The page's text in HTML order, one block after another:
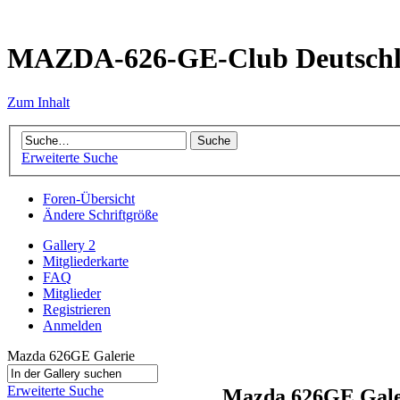
MAZDA-626-GE-Club
Zum Inhalt
Erweiterte Suche
Foren-Übersicht
Ändere Schriftgröße
Gallery 2
Mitgliederkarte
FAQ
Mitglieder
Registrieren
Anmelden
Mazda 626GE Galerie
Erweiterte Suche